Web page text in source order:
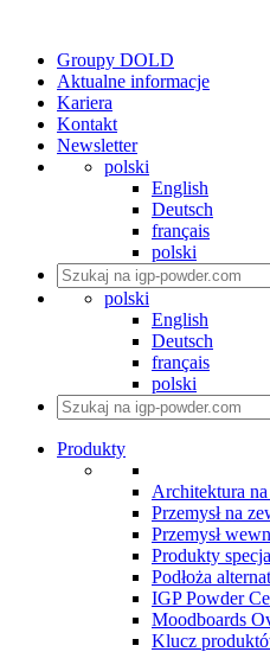
Groupy DOLD
Aktualne informacje
Kariera
Kontakt
Newsletter
polski
English
Deutsch
français
polski
polski
English
Deutsch
français
polski
Produkty
Architektura
Przemysł na
Przemysł
Produkty
Podłoża
IGP Powder
Moodboards
Klucz